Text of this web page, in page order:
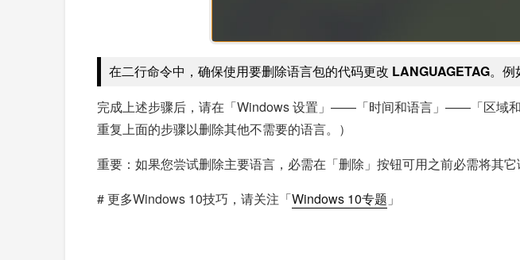
在二行命令中，确保使用要删除语言包的代码更改 LANGUAGETAG。例
完成上述步骤后，请在「Windows 设置」——「时间和语言」——「区域
重复上面的步骤以删除其他不需要的语言。）
重要：如果您尝试删除主要语言，必需在「删除」按钮可用之前必需将其它
# 更多Windows 10技巧，请关注「Windows 10专题 」